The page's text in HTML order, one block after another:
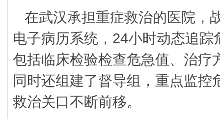
在武汉承担重症救治的医院，
电子病历系统，24小时动态追踪
包括临床检验检查危急值、治疗
同时还组建了督导组，重点监控
救治关口不断前移。